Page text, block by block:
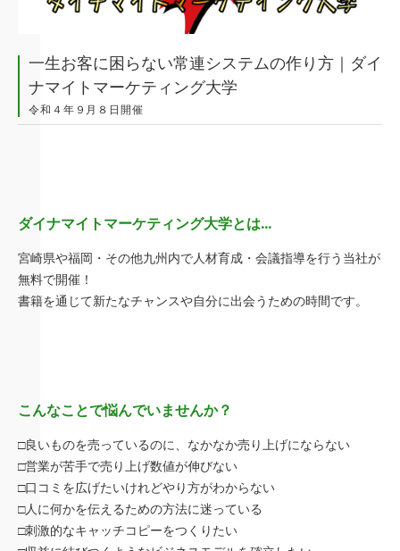
一生お客に困らない常連システムの作り方｜ダイ
ナマイトマーケティング大学
令和４年９月８日開催
ダイナマイトマーケティング大学とは…
宮崎県や福岡・その他九州内で人材育成・会議指導を行う当社が
無料で開催！
書籍を通じて新たなチャンスや自分に出会うための時間です。
こんなことで悩んでいませんか？
□良いものを売っているのに、なかなか売り上げにならない
□営業が苦手で売り上げ数値が伸びない
□口コミを広げたいけれどやり方がわからない
□人に何かを伝えるための方法に迷っている
□刺激的なキャッチコピーをつくりたい